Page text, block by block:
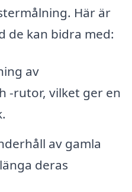
Här är
de kan bidra med:
av
-rutor, vilket ger en
av gamla
deras